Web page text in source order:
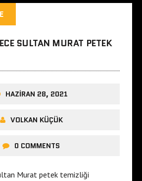
SULTAN MURAT PETEK
HAZIRAN 28, 2021
VOLKAN KÜÇÜK
0 COMMENTS
Murat petek temizliği